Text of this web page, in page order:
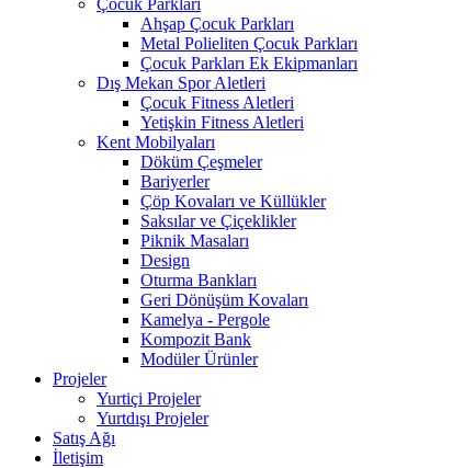
Çocuk Parkları
Ahşap Çocuk Parkları
Metal Polieliten Çocuk Parkları
Çocuk Parkları Ek Ekipmanları
Dış Mekan Spor Aletleri
Çocuk Fitness Aletleri
Yetişkin Fitness Aletleri
Kent Mobilyaları
Döküm Çeşmeler
Bariyerler
Çöp Kovaları ve Küllükler
Saksılar ve Çiçeklikler
Piknik Masaları
Design
Oturma Bankları
Geri Dönüşüm Kovaları
Kamelya - Pergole
Kompozit Bank
Modüler Ürünler
Projeler
Yurtiçi Projeler
Yurtdışı Projeler
Satış Ağı
İletişim